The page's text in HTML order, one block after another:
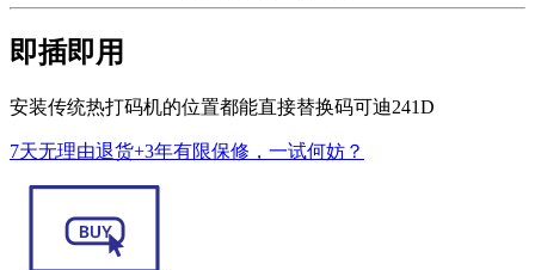
即插即用
安装传统热打码机的位置都能直接替换码可迪241D
7天无理由退货+3年有限保修，一试何妨？